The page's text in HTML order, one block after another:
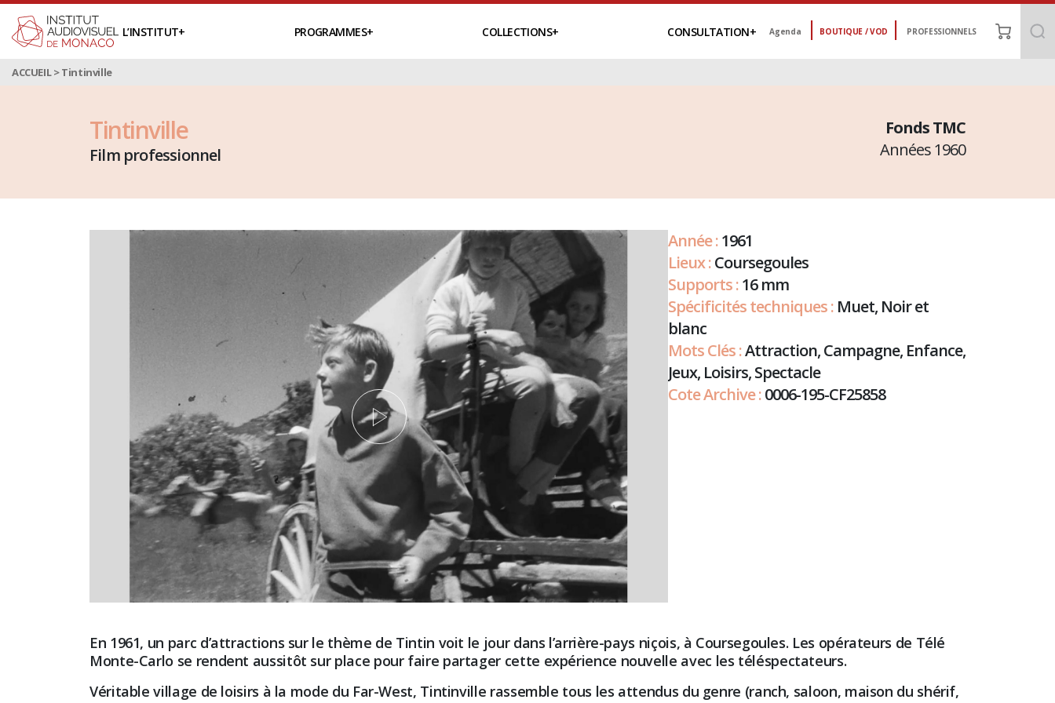
L’INSTITUT PROGRAMMES COLLECTIONS CONSULTATION Agenda BOUTIQUE / VOD PROFESSIONNELS
ACCUEIL>Tintinville
Tintinville
Film professionnel
Fonds TMC
Années 1960
Année :1961
Lieux :Coursegoules
Supports :16 mm
Spécificités techniques : Muet, Noir et
blanc
Mots Clés :Attraction, Campagne, Enfance,
Jeux, Loisirs, Spectacle
Cote Archive :0006-195-CF25858
En 1961, un parc d’attractions sur le thème de Tintin voit le jour dans l’arrière-pays niçois, à Coursegoules. Les opérateurs de Télé
Monte-Carlo se rendent aussitôt sur place pour faire partager cette expérience nouvelle avec les téléspectateurs.
Véritable village de loisirs à la mode du Far-West, Tintinville rassemble tous les attendus du genre (ranch, saloon, maison du shérif,